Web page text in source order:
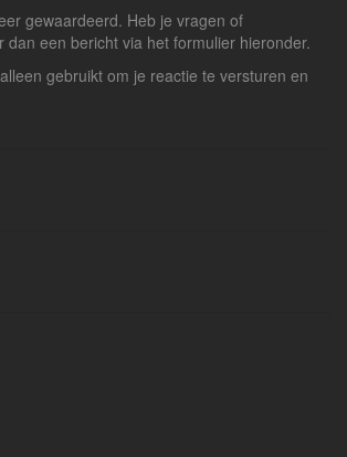
gewaardeerd. Heb je vragen of
dan een bericht via het formulier hieronder.
gebruikt om je reactie te versturen en